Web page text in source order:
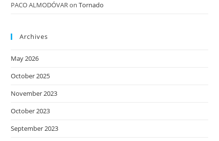
PACO ALMODÓVARonTornado
Archives
May 2026
October 2025
November 2023
October 2023
September 2023